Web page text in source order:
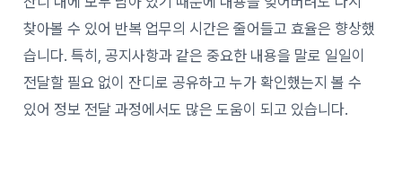
찾아볼 수 있어 반복 업무의 시간은 줄어들고 효율은 향상했
습니다. 특히, 공지사항과 같은 중요한 내용을 말로 일일이
전달할 필요 없이 잔디로 공유하고 누가 확인했는지 볼 수
있어 정보 전달 과정에서도 많은 도움이 되고 있습니다.